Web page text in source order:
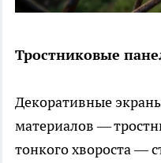
Тростниковые
Декоративные
материалов —
тонкого хвороста —